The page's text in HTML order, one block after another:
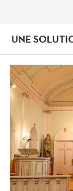
Forget
UNE